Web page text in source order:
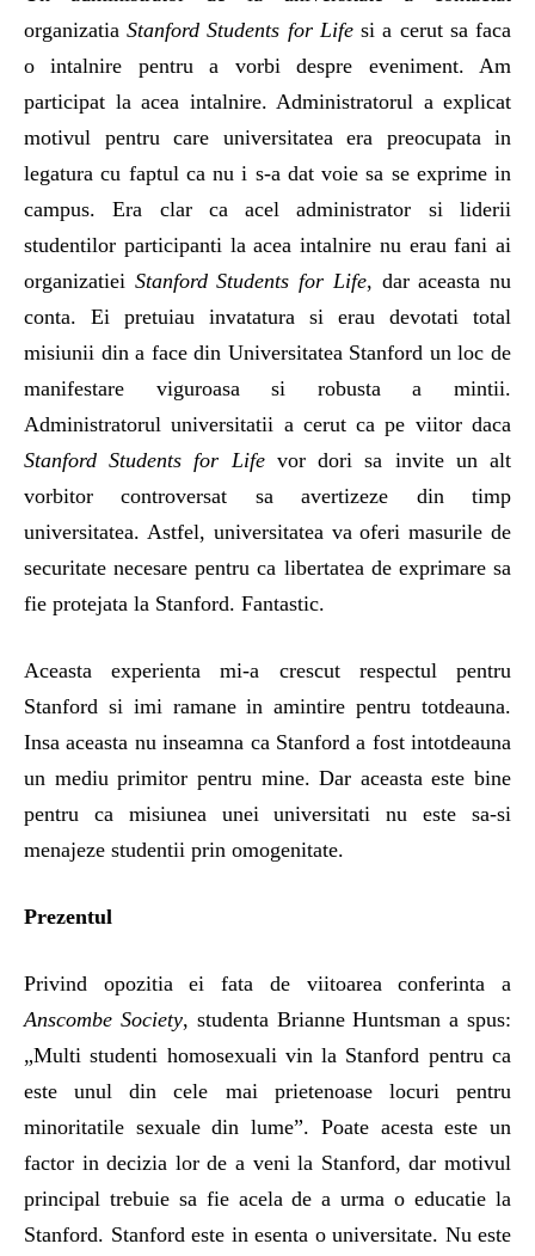
organizatiaStanford Students for Lifesi a cerut sa faca
o intalnire pentru a vorbi despre eveniment. Am
participat la acea intalnire. Administratorul a explicat
motivul pentru care universitatea era preocupata in
legatura cu faptul ca nu i s-a dat voie sa se exprime in
campus. Era clar ca acel administrator si liderii
studentilor participanti la acea intalnire nu erau fani ai
organizatiei Stanford Students for Life, dar aceasta nu
conta. Ei pretuiau invatatura si erau devotati total
misiunii din a face din Universitatea Stanford un loc de
manifestare viguroasa si robusta a mintii.
Administratorul universitatii a cerut ca pe viitor daca
Stanford Students for Lifevor dori sa invite un alt
vorbitor controversat sa avertizeze din timp
universitatea. Astfel, universitatea va oferi masurile de
securitate necesare pentru ca libertatea de exprimare sa
fie protejata la Stanford. Fantastic.
Aceasta experienta mi-a crescut respectul pentru
Stanford si imi ramane in amintire pentru totdeauna.
Insa aceasta nu inseamna ca Stanford a fost intotdeauna
un mediu primitor pentru mine. Dar aceasta este bine
pentru ca misiunea unei universitati nu este sa-si
menajeze studentii prin omogenitate.
Prezentul
Privind opozitia ei fata de viitoarea conferinta a
Anscombe Society, studenta Brianne Huntsman a spus:
„Multi studenti homosexuali vin la Stanford pentru ca
este unul din cele mai prietenoase locuri pentru
minoritatile sexuale din lume”. Poate acesta este un
factor in decizia lor de a veni la Stanford, dar motivul
principal trebuie sa fie acela de a urma o educatie la
Stanford. Stanford este in esenta o universitate. Nu este